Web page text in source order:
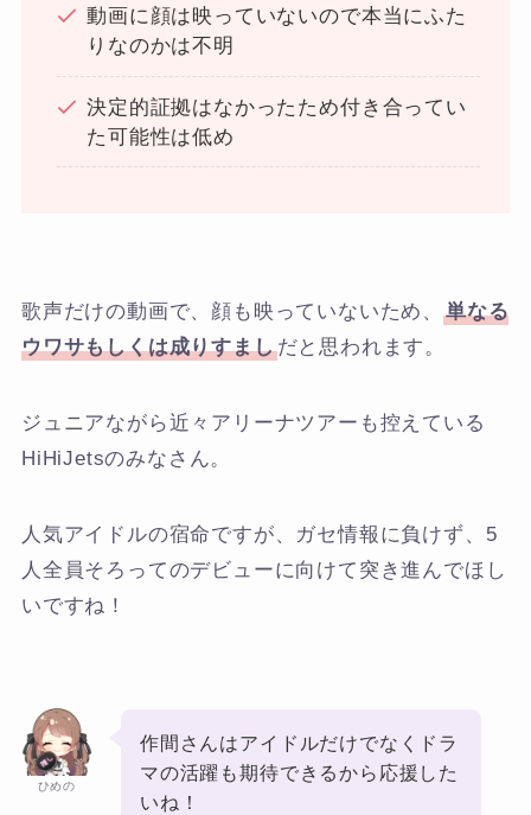
動画に顔は映っていないので本当にふた
りなのかは不明
決定的証拠はなかったため付き合ってい
た可能性は低め
歌声だけの動画で、顔も映っていないため、単なる
ウワサもしくは成りすましだと思われます。
ジュニアながら近々アリーナツアーも控えている
HiHiJetsのみなさん。
人気アイドルの宿命ですが、ガセ情報に負けず、5
人全員そろってのデビューに向けて突き進んでほし
いですね！
ひめの
作間さんはアイドルだけでなくドラ
マの活躍も期待できるから応援した
いね！